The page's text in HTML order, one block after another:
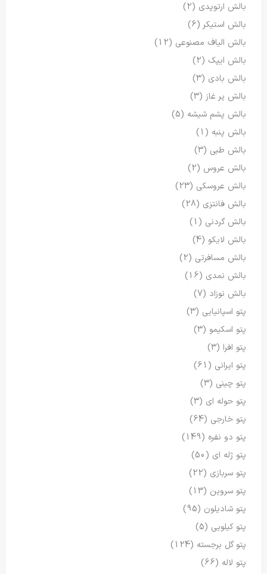
بالش ارتوپدی (2)
بالش استیکر (6)
بالش الیاف مصنوعی (12)
بالش ایپک (2)
بالش بادی (3)
بالش پر غاز (3)
بالش پشم شیشه (5)
بالش پنبه (1)
بالش طبی (3)
بالش عروس (2)
بالش عروسکی (23)
بالش فانتزی (28)
بالش گردنی (1)
بالش لایکو (4)
بالش مسافرتی (2)
بالش نمدی (16)
بالش نوزاد (7)
پتو اسپانیایی (3)
پتو اسکیمو (3)
پتو افرا (3)
پتو ایرانی (61)
پتو چینی (3)
پتو حوله ای (3)
پتو خارجی (64)
پتو دو نفره (149)
پتو ژله ای (50)
پتو سربازی (22)
پتو سروین (13)
پتو شادیلون (95)
پتو کیلویی (5)
پتو گل برجسته (124)
پتو لاله (66)